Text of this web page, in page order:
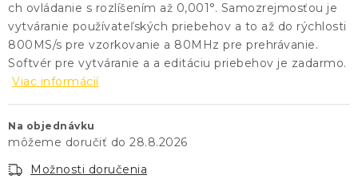
ch ovládanie s rozlíšením až 0,001°. Samozrejmosťou je
vytváranie používateľských priebehov a to až do rýchlosti
800MS/s pre vzorkovanie a 80MHz pre prehrávanie.
Softvér pre vytváranie a a editáciu priebehov je zadarmo.
Viac informácií
Na objednávku
28.8.2026
Možnosti doručenia